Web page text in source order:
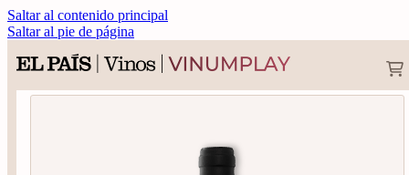
Saltar al contenido principal
Saltar al pie de página